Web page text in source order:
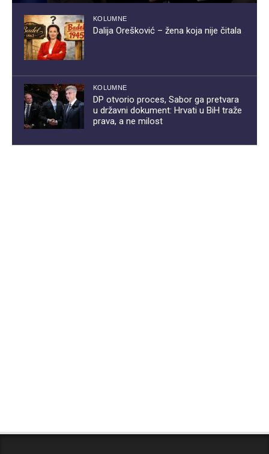
KOLUMNE
Dalija Orešković – žena koja nije čitala
KOLUMNE
DP otvorio proces, Sabor ga pretvara
u državni dokument: Hrvati u BiH traže
prava, a ne milost